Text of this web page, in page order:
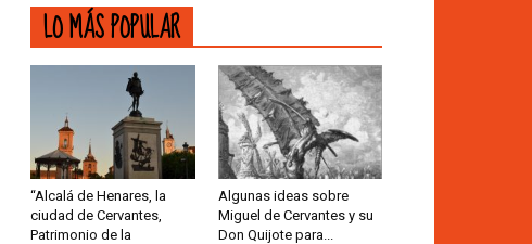
LO MÁS POPULAR
“Alcalá de Henares, la
ciudad de Cervantes,
Patrimonio de la
Algunas ideas sobre
Miguel de Cervantes y su
Don Quijote para...